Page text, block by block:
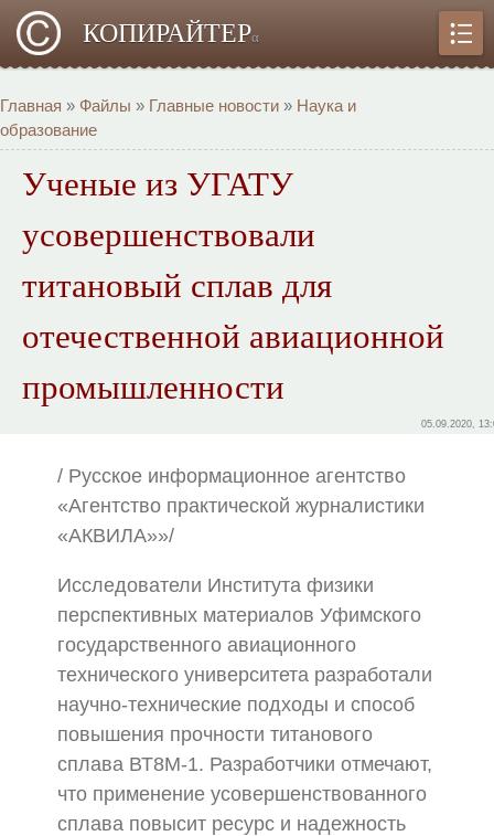
КОПИРАЙТЕРα
Главная » Файлы » Главные новости » Наука и
образование
Ученые из УГАТУ
усовершенствовали
титановый сплав для
отечественной авиационной
промышленности
05.09.2020,
/ Русское информационное агентство
«Агентство практической журналистики
«АКВИЛА»»/
Исследователи Института физики
перспективных материалов Уфимского
государственного авиационного
технического университета разработали
научно-технические подходы и способ
повышения прочности титанового
сплава ВТ8М-1. Разработчики отмечают,
что применение усовершенствованного
сплава повысит ресурс и надежность